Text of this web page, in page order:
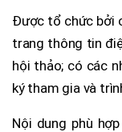
Được tổ chức bởi
trang thông tin
hội thảo; có các
ký tham gia và
Nội dung phù